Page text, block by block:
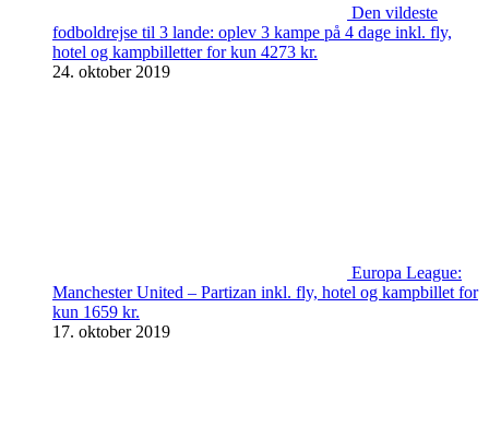
Den vildeste
fodboldrejse til 3 lande: oplev 3 kampe på 4 dage inkl. fly,
hotel og kampbilletter for kun 4273 kr.
24. oktober 2019
Europa League:
Manchester United – Partizan inkl. fly, hotel og kampbillet for
kun 1659 kr.
17. oktober 2019